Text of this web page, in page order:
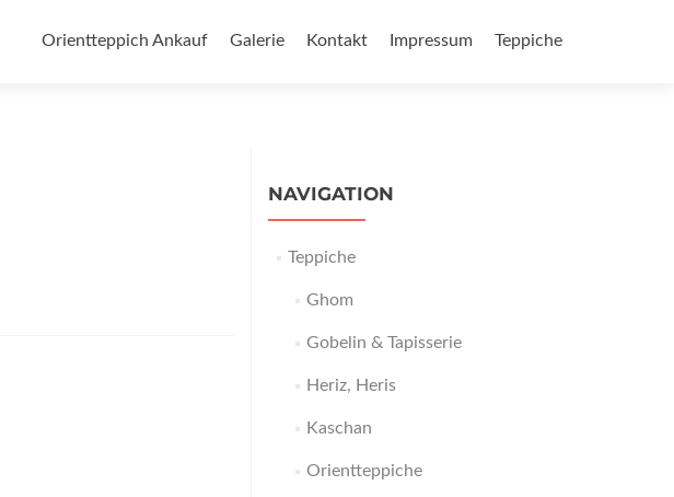
Inhalt
Orientteppich Ankauf Galerie Kontakt Impressum Teppiche
NAVIGATION
Teppiche
Ghom
Gobelin & Tapisserie
Heriz, Heris
Kaschan
Orientteppiche